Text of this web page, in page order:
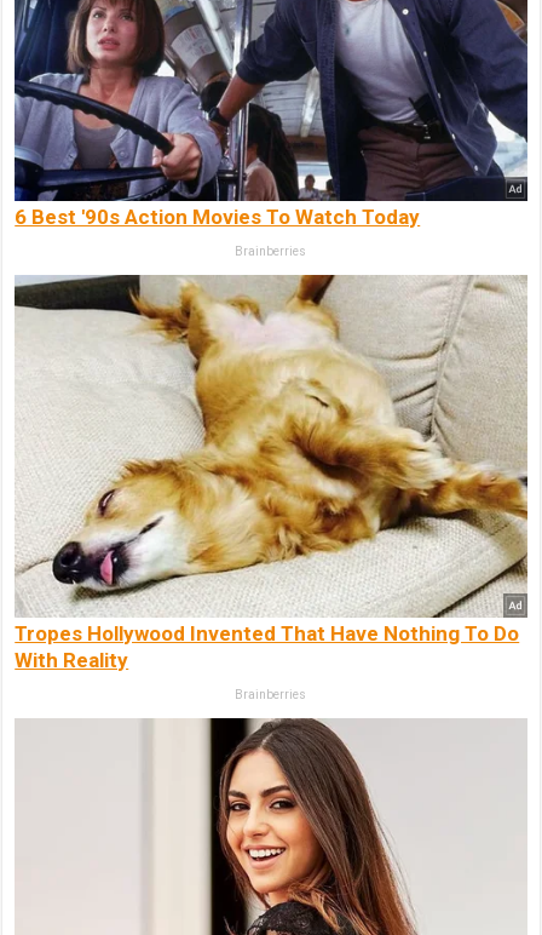
6 Best '90s Action Movies To Watch Today
Brainberries
Tropes Hollywood Invented That Have Nothing To Do
With Reality
Brainberries